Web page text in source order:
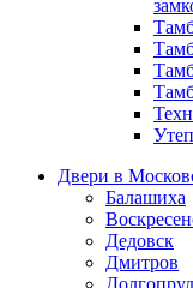
Двери в
Балашиха
Дедовск
Дмитров